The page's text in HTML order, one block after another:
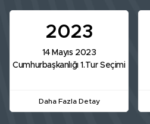
2023
14 Mayıs 2023
Cumhurbaşkanlığı 1.Tur Seçimi
Daha Fazla Detay